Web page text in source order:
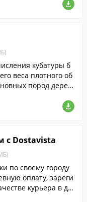
кубатуры б
веса плотного об
пород дерев
с Dostavista
по своему городу
оплату, зареги
курьера в да